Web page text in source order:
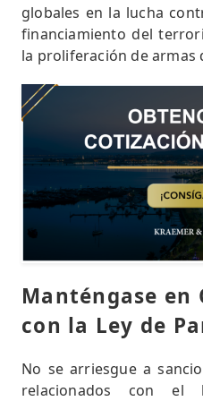
globales en la lucha
financiamiento del
la proliferación de armas
Manténgase en
con la Ley de
No se arriesgue a
relacionados con